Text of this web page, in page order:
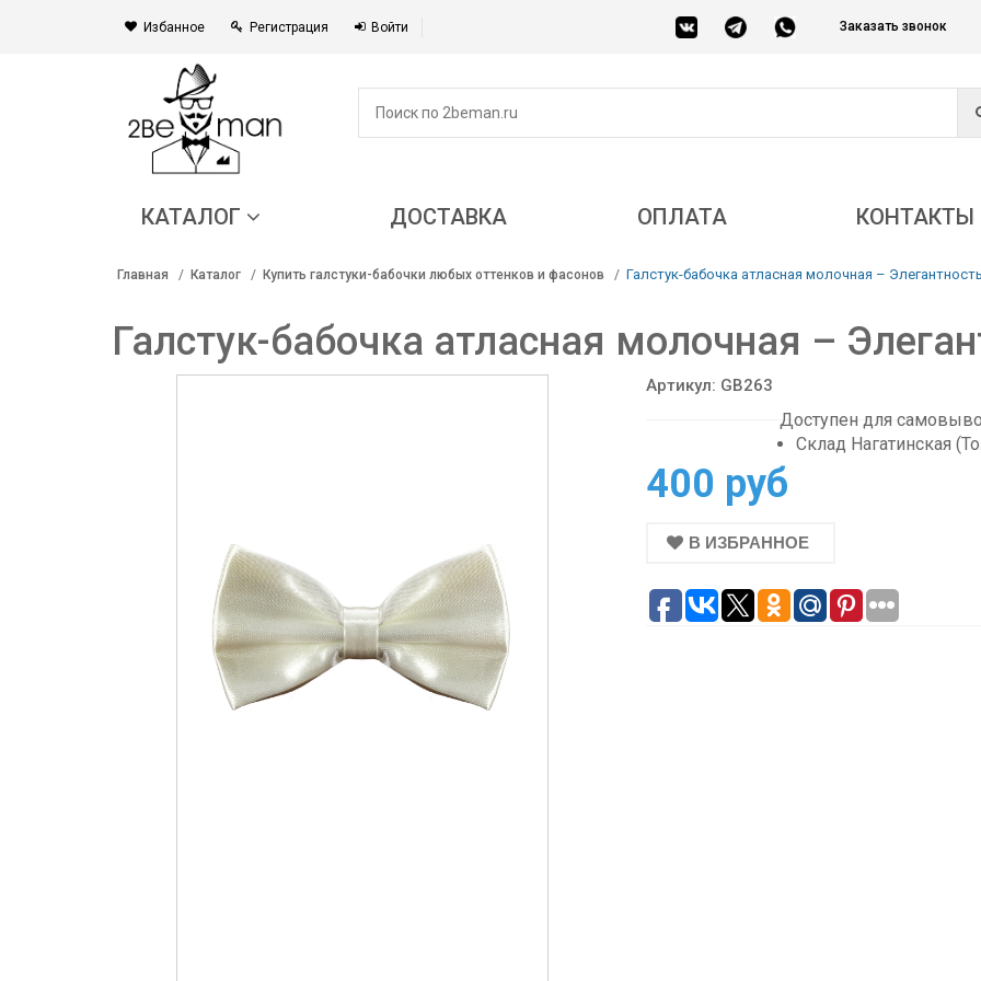
Избанное Регистрация Войти Заказать звонок
КАТАЛОГ ДОСТАВКА ОПЛАТА КОНТАКТЫ
Главная Каталог Купить галстуки-бабочки любых оттенков и фасонов Галстук-бабочка атласная молочная –
Галстук-бабочка атласная молочная –
Артикул: GB263
Доступен для
Склад Нагатинская
400 руб
В ИЗБРАННОЕ